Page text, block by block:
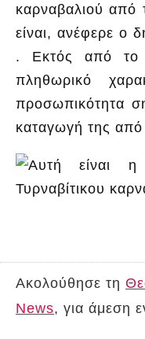
καρναβαλιού από
είναι, ανέφερε ο
. Εκτός από το
πληθωρικό
προσωπικότητα
καταγωγή της από
Ακολούθησε τη
News, για άμεση